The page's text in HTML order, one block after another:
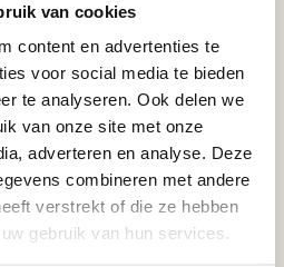
van cookies
content en advertenties te
voor social media te bieden
te analyseren. Ook delen we
van onze site met onze
adverteren en analyse. Deze
combineren met andere
verstrekt of die ze hebben
gebruik van hun services.
(70 x 70 mm), €9,60
Polystyreenzaag €30,00